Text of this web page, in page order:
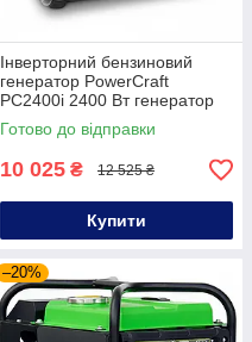
Інверторний бензиновий
генератор PowerCraft
PC2400i 2400 Вт генератор
для дому генератор
інверторний
Готово до відправки
10 025 ₴ 12 525 ₴
Купити
–20%